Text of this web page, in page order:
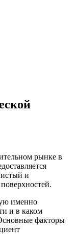
рынке в
и
именно
и в каком
факторы